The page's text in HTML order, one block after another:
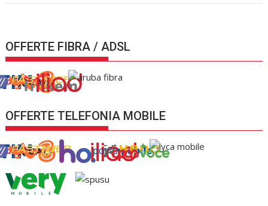
OFFERTE FIBRA / ADSL
OFFERTE TELEFONIA MOBILE